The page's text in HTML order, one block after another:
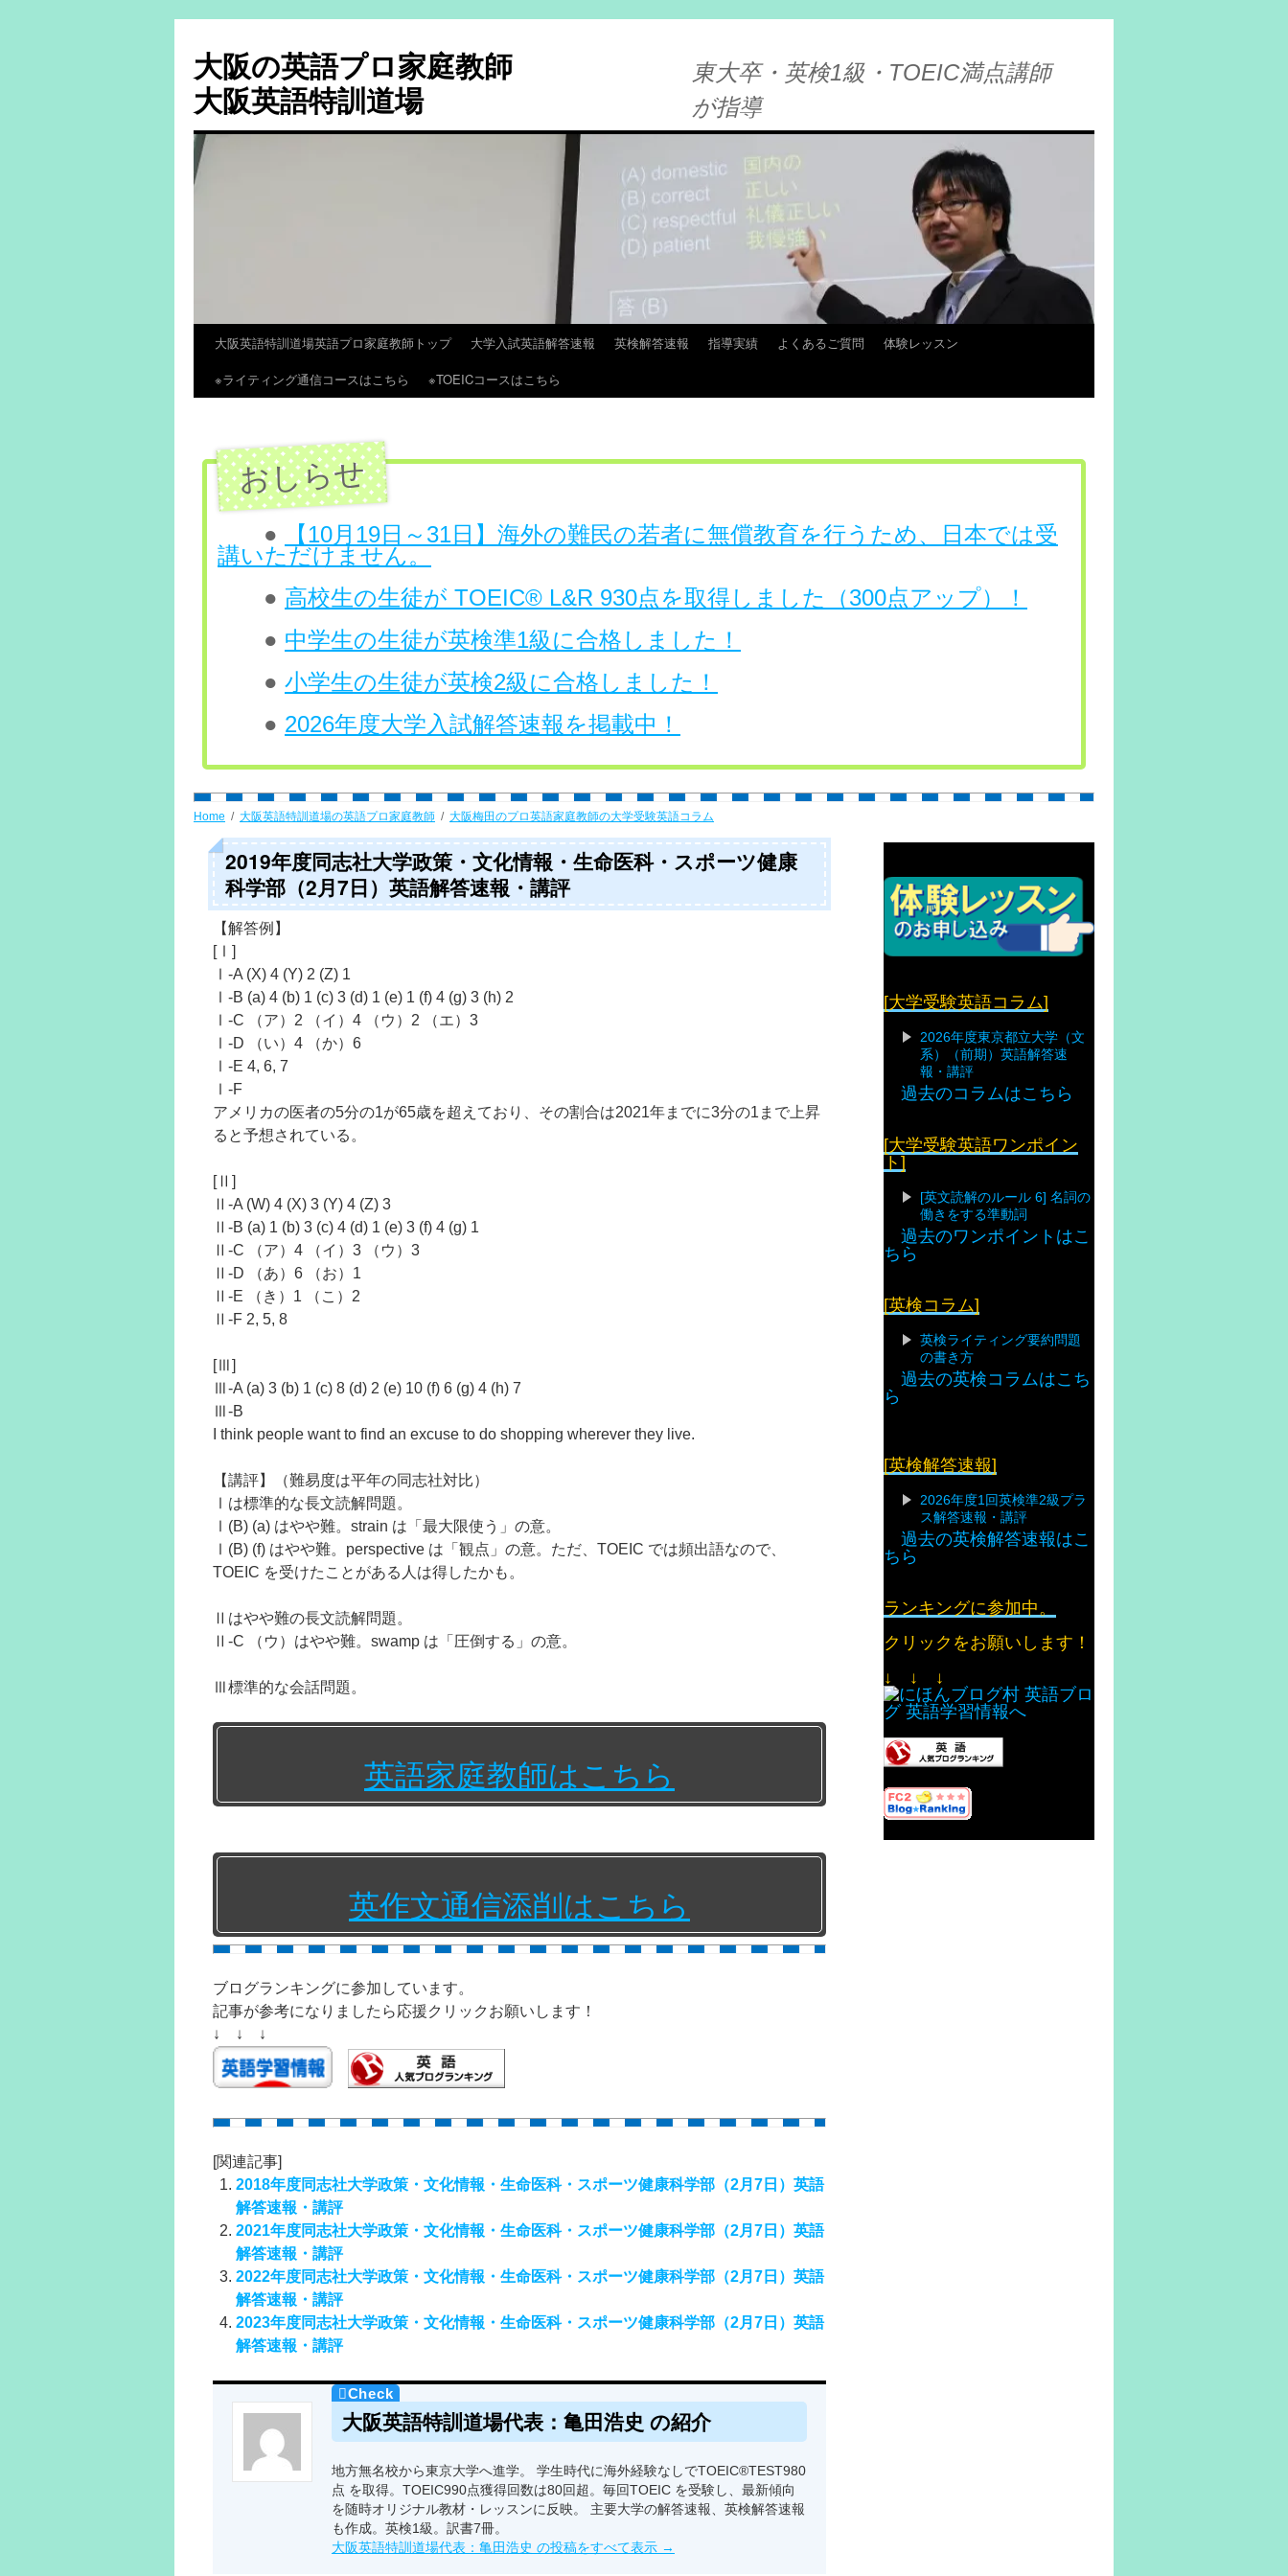
大阪の英語プロ家庭教師
大阪英語特訓道場
東大卒・英検1級・TOEIC満点講師
が指導
大阪英語特訓道場英語プロ家庭教師トップ 大学入試英語解答速報 英検解答速報 指導実績 よくあるご質問
体験レッスン
※ライティング通信コースはこちら
※TOEICコースはこちら
●
【10月19日～31日】海外の難民の若者に無償教育を行うため、日本では受
講いただけません。
● 高校生の生徒が TOEIC® L&R 930点を取得しました（300点アップ）！
● 中学生の生徒が英検準1級に合格しました！
● 小学生の生徒が英検2級に合格しました！
● 2026年度大学入試解答速報を掲載中！
Home 大阪英語特訓道場の英語プロ家庭教師 大阪梅田のプロ英語家庭教師の大学受験英語コラム
2019年度同志社大学政策・文化情報・生命医科・スポーツ健康
科学部（2月7日）英語解答速報・講評
【解答例】
[Ⅰ]
Ⅰ-A (X) 4 (Y) 2 (Z) 1
Ⅰ-B (a) 4 (b) 1 (c) 3 (d) 1 (e) 1 (f) 4 (g) 3 (h) 2
Ⅰ-C （ア）2 （イ）4 （ウ）2 （エ）3
Ⅰ-D （い）4 （か）6
Ⅰ-E 4, 6, 7
Ⅰ-F
アメリカの医者の5分の1が65歳を超えており、その割合は2021年までに3分の1まで上昇
ると予想されている。
[Ⅱ]
Ⅱ-A (W) 4 (X) 3 (Y) 4 (Z) 3
Ⅱ-B (a) 1 (b) 3 (c) 4 (d) 1 (e) 3 (f) 4 (g) 1
Ⅱ-C （ア）4 （イ）3 （ウ）3
Ⅱ-D （あ）6 （お）1
Ⅱ-E （き）1 （こ）2
Ⅱ-F 2, 5, 8
[Ⅲ]
Ⅲ-A (a) 3 (b) 1 (c) 8 (d) 2 (e) 10 (f) 6 (g) 4 (h) 7
Ⅲ-B
I think people want to find an excuse to do shopping wherever they live.
【講評】（難易度は平年の同志社対比）
Ⅰは標準的な長文読解問題。
Ⅰ(B) (a) はやや難。strain は「最大限使う」の意。
Ⅰ(B) (f) はやや難。perspective は「観点」の意。ただ、TOEIC では頻出語なので、
TOEIC を受けたことがある人は得したかも。
Ⅱはやや難の長文読解問題。
Ⅱ-C （ウ）はやや難。swamp は「圧倒する」の意。
Ⅲ標準的な会話問題。
英語家庭教師はこちら
英作文通信添削はこちら
ブログランキングに参加しています。
記事が参考になりましたら応援クリックお願いします！
↓ ↓ ↓
[関連記事]
2018年度同志社大学政策・文化情報・生命医科・スポーツ健康科学部（2月7日）英語
解答速報・講評
2021年度同志社大学政策・文化情報・生命医科・スポーツ健康科学部（2月7日）英語
解答速報・講評
2022年度同志社大学政策・文化情報・生命医科・スポーツ健康科学部（2月7日）英語
解答速報・講評
2023年度同志社大学政策・文化情報・生命医科・スポーツ健康科学部（2月7日）英語
解答速報・講評
大阪英語特訓道場代表：亀田浩史 の紹介
地方無名校から東京大学へ進学。 学生時代に海外経験なしでTOEIC®TEST980
点 を取得。TOEIC990点獲得回数は80回超。毎回TOEIC を受験し、最新傾向
を随時オリジナル教材・レッスンに反映。 主要大学の解答速報、英検解答速報
も作成。英検1級。訳書7冊。
大阪英語特訓道場代表：亀田浩史 の投稿をすべて表示 →
[大学受験英語コラム]
2026年度東京都立大学（文
系）（前期）英語解答速
報・講評
過去のコラムはこちら
[大学受験英語ワンポイン
ト]
[英文読解のルール 6] 名詞の
働きをする準動詞
過去のワンポイントはこ
ちら
[英検コラム]
英検ライティング要約問題
の書き方
過去の英検コラムはこち
ら
[英検解答速報]
2026年度1回英検準2級プラ
ス解答速報・講評
過去の英検解答速報はこ
ちら
ランキングに参加中。
クリックをお願いします！
↓ ↓ ↓